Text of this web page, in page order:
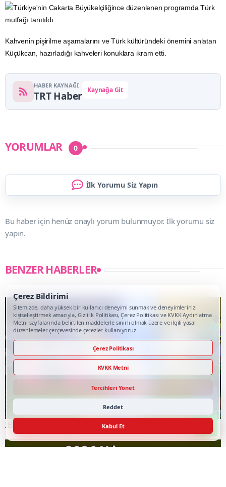
Türkiye'nin Cakarta Büyükelçisi Küçükcan'ın hitabıyla başlayan
programdaTürk mutfağı
uygulamalı anlatıldı.
aşamalarını izledi.
Daha sonra Büyükelçi Talip Küçükcan, ocak başına geçerek
konuklara geleneksel yöntemlerleTürk kahvesipişirdi.
Küçükcan, hazırladığı kahveleri konuklara ikram etti.
TRT Haber
YORUMLAR 0
İlk Yorumu Siz Yapın
Bu haber için henüz onaylı yorum bulunmuyor. İlk yorumu siz
yapın.
BENZER HABERLER
Çerez Bildirimi
Sitemizde, daha yüksek bir kullanıcı deneyimi sunmak ve deneyimlerinizi
kişiselleştirmek amacıyla, Gizlilik Politikası, Çerez Politikası ve KVKK Aydınlatma
Metni sayfalarında belirtilen maddelerle sınırlı olmak üzere ve ilgili yasal
düzenlemeler çerçevesinde çerezler kullanıyoruz.
Çerez Politikası
KVKK Metni
Tercihleri Yönet
Reddet
Kabul Et